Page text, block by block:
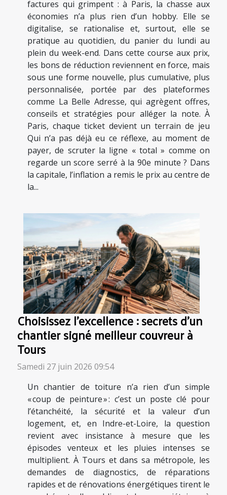
factures qui grimpent : à Paris, la chasse aux
économies n’a plus rien d’un hobby. Elle se
digitalise, se rationalise et, surtout, elle se
pratique au quotidien, du panier du lundi au
plein du week-end. Dans cette course aux prix,
les bons de réduction reviennent en force, mais
sous une forme nouvelle, plus cumulative, plus
personnalisée, portée par des plateformes
comme La Belle Adresse, qui agrègent offres,
conseils et stratégies pour alléger la note. À
Paris, chaque ticket devient un terrain de jeu
Qui n’a pas déjà eu ce réflexe, au moment de
payer, de scruter la ligne « total » comme on
regarde un score serré à la 90e minute ? Dans
la capitale, l’inflation a remis le prix au centre de
la...
Choisissez l’excellence : secrets d’un
chantier signé meilleur couvreur à
Tours
Samedi 27 juin 2026 09:54
Un chantier de toiture n’a rien d’un simple
« coup de peinture » : c’est un poste clé pour
l’étanchéité, la sécurité et la valeur d’un
logement, et, en Indre-et-Loire, la question
revient avec insistance à mesure que les
épisodes venteux et les pluies intenses se
multiplient. À Tours et dans sa métropole, les
demandes de diagnostics, de réparations
rapides et de rénovations énergétiques tirent le